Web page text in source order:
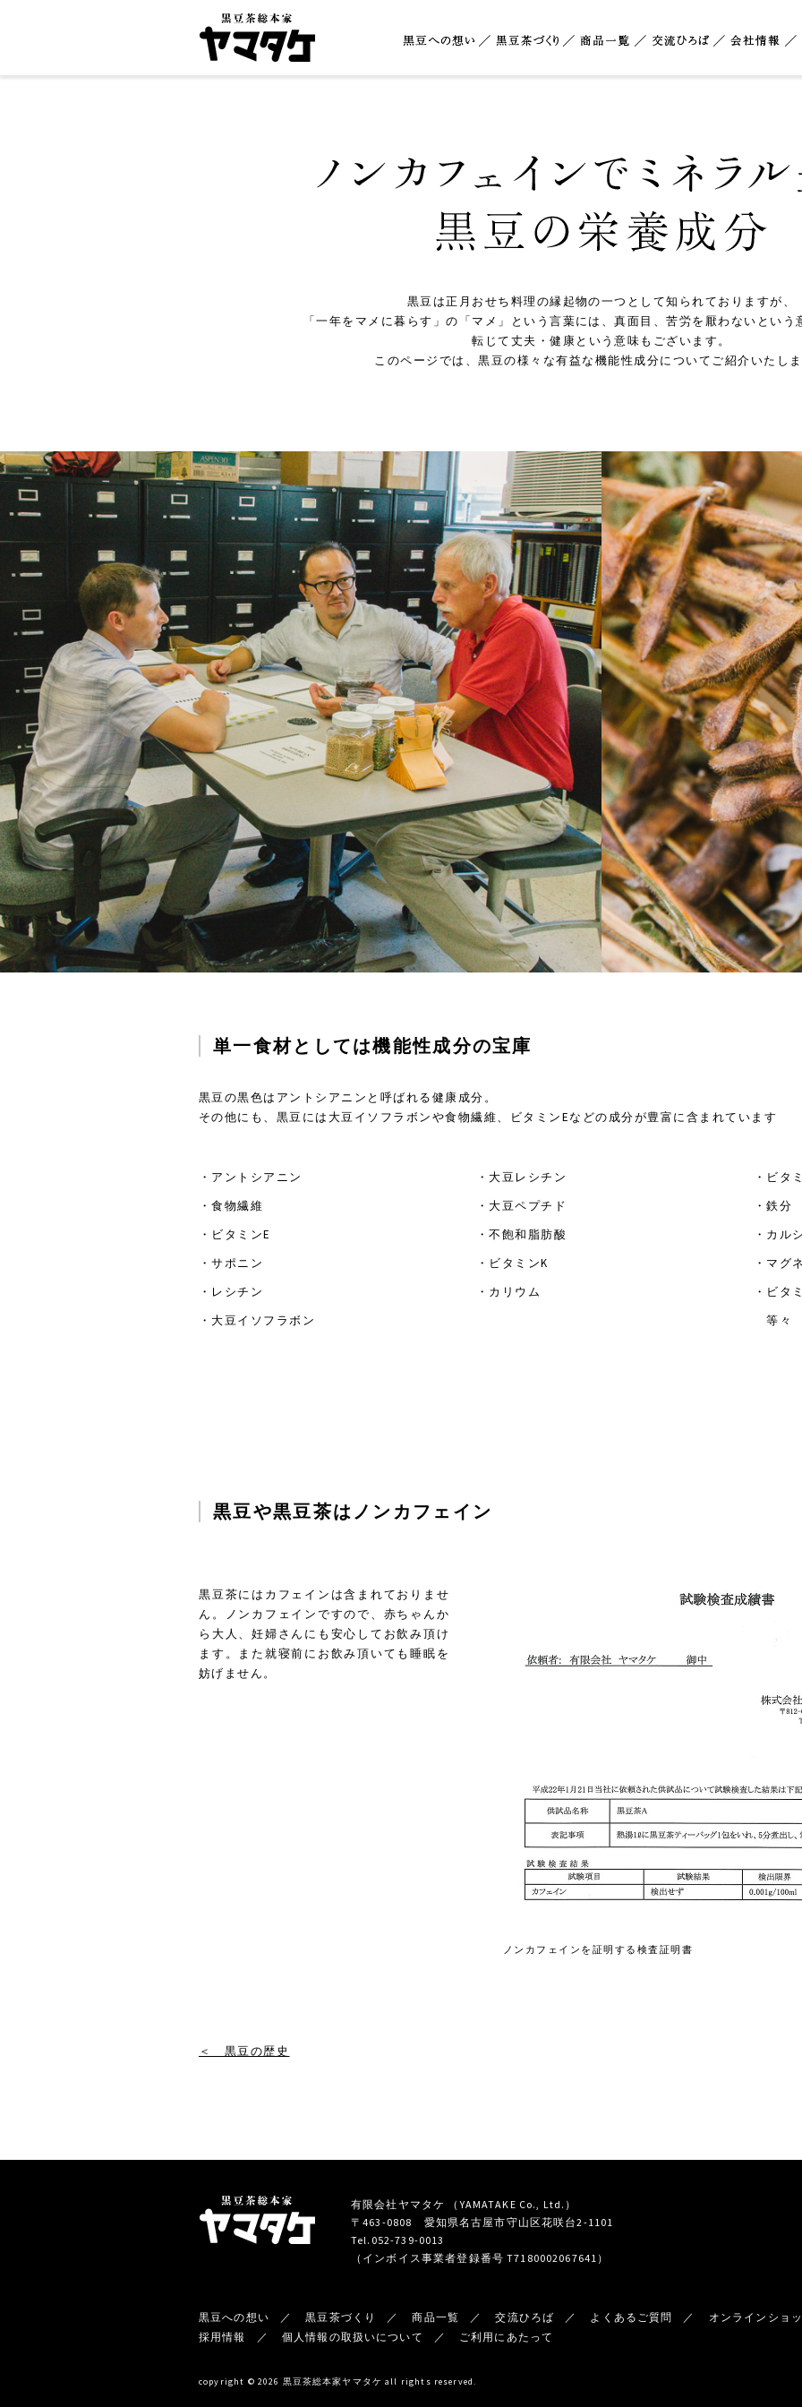
黒豆は正月おせち料理の縁起物の一つとして知られておりますが、
「一年をマメに暮らす」の「マメ」という言葉には、真面目、苦労を厭わないという
転じて丈夫・健康という意味もございます。
このページでは、黒豆の様々な有益な機能性成分についてご紹介いたし
単一食材としては機能性成分の宝庫
黒豆の黒色はアントシアニンと呼ばれる健康成分。
その他にも、黒豆には大豆イソフラボンや食物繊維、ビタミンEなどの成分が豊富に含まれています
・アントシアニン
・食物繊維
・ビタミンE
・サポニン
・レシチン
・大豆イソフラボン
・大豆レシチン
・大豆ペプチド
・不飽和脂肪酸
・ビタミンK
・カリウム
・ビタ
・鉄分
・カル
・マグ
・ビタ
等々
黒豆や黒豆茶はノンカフェイン
黒豆茶にはカフェインは含まれておりませ
ん。ノンカフェインですので、赤ちゃんか
ら大人、妊婦さんにも安心してお飲み頂け
ます。また就寝前にお飲み頂いても睡眠を
妨げません。
ノンカフェインを証明する検査証明書
＜ 黒豆の歴史
有限会社ヤマタケ （YAMATAKE Co., Ltd.）
〒463-0808 愛知県名古屋市守山区花咲台2-1101
Tel.052-739-0013
（インボイス事業者登録番号 T7180002067641）
黒豆への想い 黒豆茶づくり 商品一覧 交流ひろば よくあるご質問
オンラインショ
採用情報
個人情報の取扱いについて ご利用にあたって
copyright © 2026 黒豆茶総本家ヤマタケ all rights reserved.